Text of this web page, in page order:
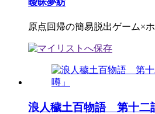
曖昧夢紡
原点回帰の簡易脱出ゲーム×
浪人穢土百物語 第十二